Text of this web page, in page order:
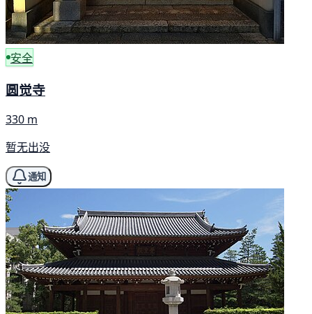
安全
圆觉寺
330 m
暂无出没
通知